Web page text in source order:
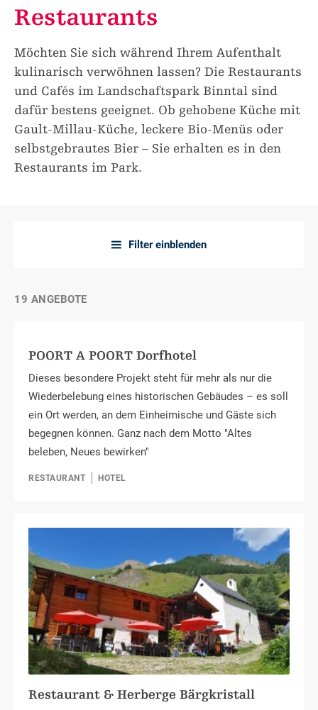
Restaurants
Möchten Sie sich während Ihrem Aufenthalt
kulinarisch verwöhnen lassen? Die Restaurants
und Cafés im Landschaftspark Binntal sind
dafür bestens geeignet. Ob gehobene Küche mit
Gault-Millau-Küche, leckere Bio-Menüs oder
selbstgebrautes Bier – Sie erhalten es in den
Restaurants im Park.
a Filter einblenden
19 ANGEBOTE
POORT A POORT Dorfhotel
Dieses besondere Projekt steht für mehr als nur die
Wiederbelebung eines historischen Gebäudes – es soll
ein Ort werden, an dem Einheimische und Gäste sich
begegnen können. Ganz nach dem Motto "Altes
beleben, Neues bewirken"
RESTAURANT HOTEL
Restaurant & Herberge Bärgkristall